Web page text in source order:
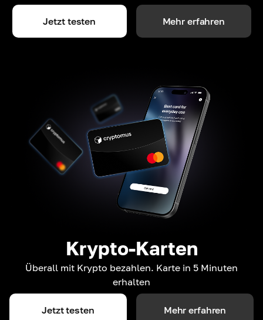
Jetzt testen Mehr erfahren
Krypto-Karten
Überall mit Krypto bezahlen. Karte in 5 Minuten
erhalten
Jetzt testen Mehr erfahren